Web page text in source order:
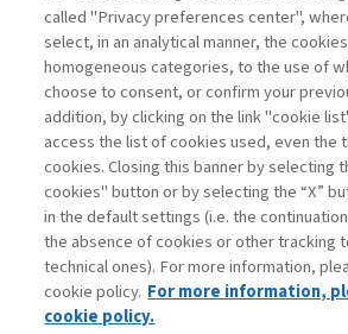
Vai all'archivio
Contatti
Abbonamenti
Archivio rubriche
Privacy
called "Privacy preferences center",
select, in an analytical manner, the
homogeneous categories, to the use of
choose to consent, or confirm your
addition, by clicking on the link "cookie
access the list of cookies used, even the
cookies. Closing this banner by selecting
cookies" button or by selecting the “X”
in the default settings (i.e. the
the absence of cookies or other tracking
technical ones). For more information,
cookie policy. For more information,
cookie policy.